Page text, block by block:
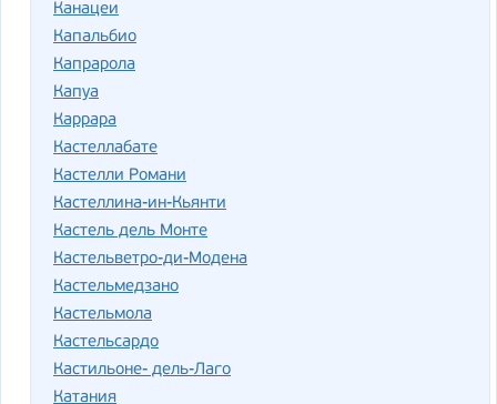
Канацеи
Капальбио
Капрарола
Капуа
Каррара
Кастеллабате
Кастелли Романи
Кастеллина-ин-Кьянти
Кастель дель Монте
Кастельветро-ди-Модена
Кастельмедзано
Кастельмола
Кастельсардо
Кастильоне- дель-Лаго
Катания